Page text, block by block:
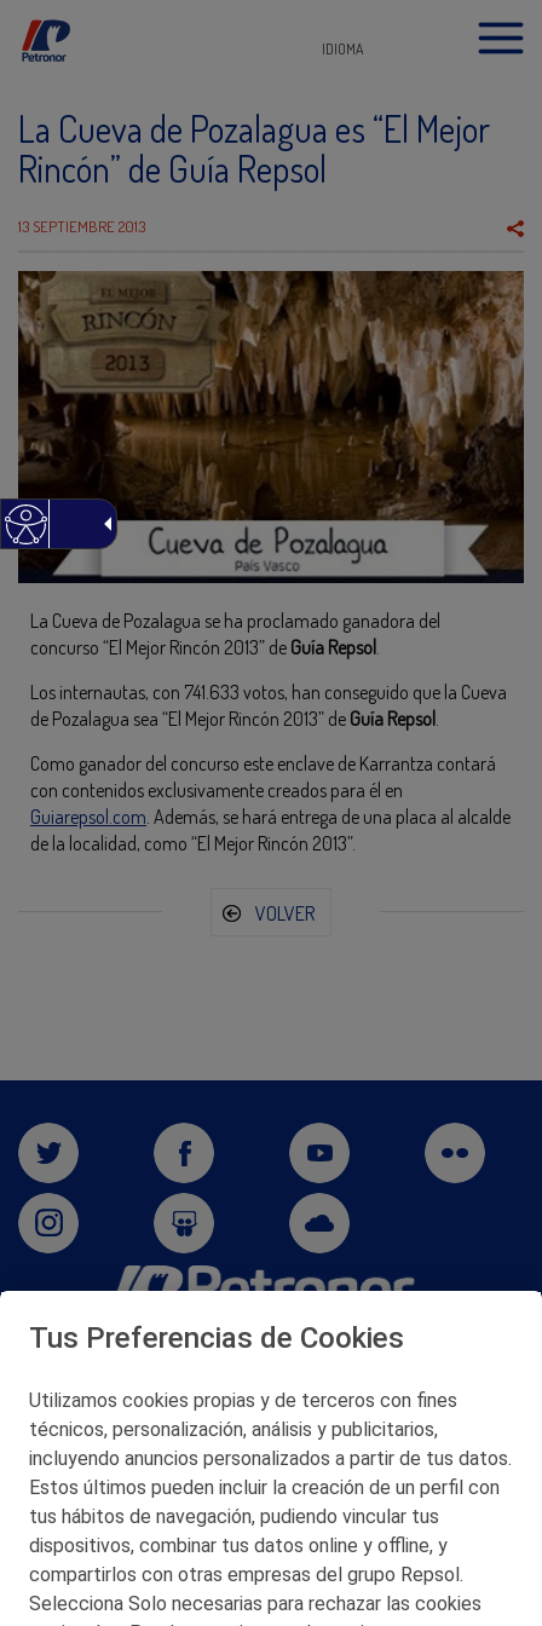
IDIOMA
La Cueva de Pozalagua es “El Mejor
Rincón” de Guía Repsol
13 SEPTIEMBRE 2013
La Cueva de Pozalagua se ha proclamado ganadora del
concurso “El Mejor Rincón 2013” de Guía Repsol .
Los internautas, con 741.633 votos, han conseguido que la Cueva
de Pozalagua sea “El Mejor Rincón 2013” de Guía Repsol .
Como ganador del concurso este enclave de Karrantza contará
con contenidos exclusivamente creados para él en
Guiarepsol.com. Además, se hará entrega de una placa al alcalde
de la localidad, como “El Mejor Rincón 2013”.
VOLVER
San Martín 5-Edificio Muñatones,
© 2026 Petronor S.A.
CONTACTO
MAPA WEB
Tus Preferencias de Cookies
Utilizamos cookies propias y de terceros con fines
técnicos, personalización, análisis y publicitarios,
incluyendo anuncios personalizados a partir de tus datos.
Estos últimos pueden incluir la creación de un perfil con
tus hábitos de navegación, pudiendo vincular tus
dispositivos, combinar tus datos online y offline, y
compartirlos con otras empresas del grupo Repsol.
Selecciona Solo necesarias para rechazar las cookies